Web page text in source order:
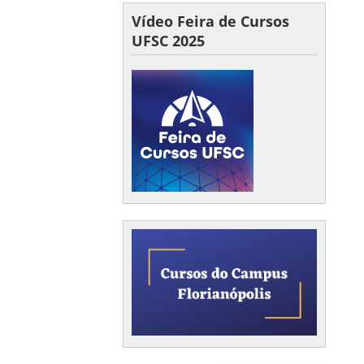
Vídeo Feira de Cursos
UFSC 2025